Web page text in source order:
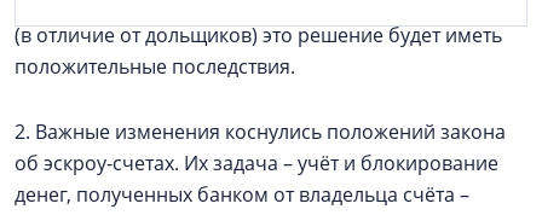
(в отличие от дольщиков) это решение будет иметь
положительные последствия.
2. Важные изменения коснулись положений закона
об эскроу-счетах. Их задача – учёт и блокирование
денег, полученных банком от владельца счёта –